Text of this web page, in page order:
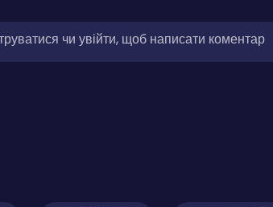
чи увійти, щоб написати коментар